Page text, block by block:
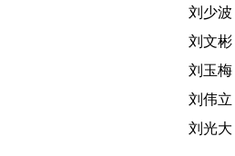
刘少波
刘文彬
刘玉梅
刘伟立
刘光大